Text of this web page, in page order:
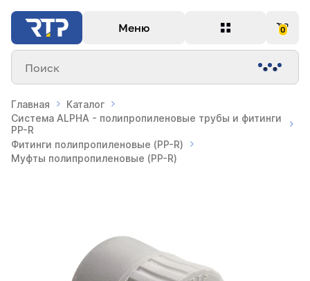
Меню 0
Поиск
Главная
Каталог
Система ALPHA - полипропиленовые трубы и фитинги
PP-R
Фитинги полипропиленовые (PP-R)
Муфты полипропиленовые (PP-R)